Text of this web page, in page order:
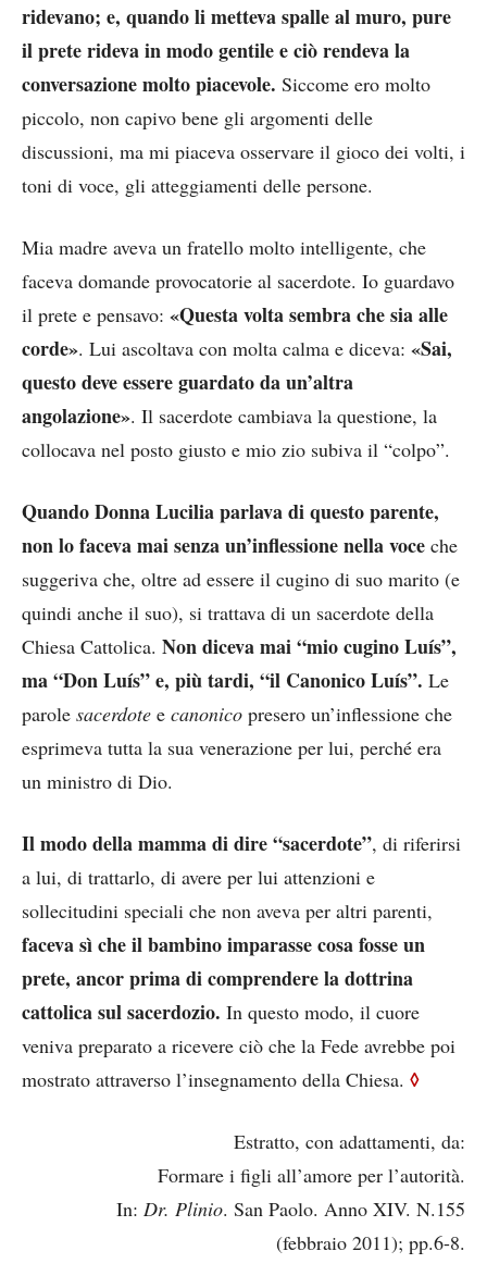
ridevano; e, quando li metteva spalle al muro, pure
il prete rideva in modo gentile e ciò rendeva la
conversazione molto piacevole. Siccome ero molto
piccolo, non capivo bene gli argomenti delle
discussioni, ma mi piaceva osservare il gioco dei volti, i
toni di voce, gli atteggiamenti delle persone.
Mia madre aveva un fratello molto intelligente, che
faceva domande provocatorie al sacerdote. Io guardavo
il prete e pensavo: «Questa volta sembra che sia alle
corde». Lui ascoltava con molta calma e diceva: «Sai,
questo deve essere guardato da un’altra
angolazione». Il sacerdote cambiava la questione, la
collocava nel posto giusto e mio zio subiva il “colpo”.
Quando Donna Lucilia parlava di questo parente,
non lo faceva mai senza un’inflessione nella voce che
suggeriva che, oltre ad essere il cugino di suo marito (e
quindi anche il suo), si trattava di un sacerdote della
Chiesa Cattolica. Non diceva mai “mio cugino Luís”,
ma “Don Luís” e, più tardi, “il Canonico Luís”. Le
parole sacerdote e canonico presero un’inflessione che
esprimeva tutta la sua venerazione per lui, perché era
un ministro di Dio.
Il modo della mamma di dire “sacerdote”, di riferirsi
a lui, di trattarlo, di avere per lui attenzioni e
sollecitudini speciali che non aveva per altri parenti,
faceva sì che il bambino imparasse cosa fosse un
prete, ancor prima di comprendere la dottrina
cattolica sul sacerdozio. In questo modo, il cuore
veniva preparato a ricevere ciò che la Fede avrebbe poi
mostrato attraverso l’insegnamento della Chiesa. ◊
Estratto, con adattamenti, da:
Formare i figli all’amore per l’autorità.
In: Dr. Plinio. San Paolo. Anno XIV. N.155
(febbraio 2011); pp.6-8.